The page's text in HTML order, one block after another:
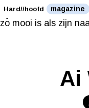
Een Chinese
zijn naam." />Een
zo mooi is als zijn
Hard//hoofd magazine
Ai